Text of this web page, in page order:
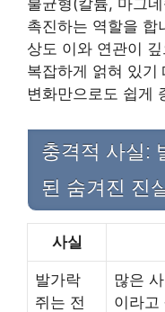
불균형(칼륨, 마그
촉진하는 역할을 합
상도 이와 연관이
복잡하게 얽혀 있기
변화만으로도 쉽게
충격적 사실:
된 숨겨진 진
사실
발가락
쥐는 전
많은
이라고